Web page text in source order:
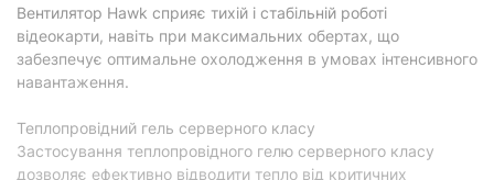
Вентилятор Hawk сприяє тихій і стабільній роботі
відеокарти, навіть при максимальних обертах, що
забезпечує оптимальне охолодження в умовах інтенсивного
навантаження.
Теплопровідний гель серверного класу
Застосування теплопровідного гелю серверного класу
дозволяє ефективно відводити тепло від критичних